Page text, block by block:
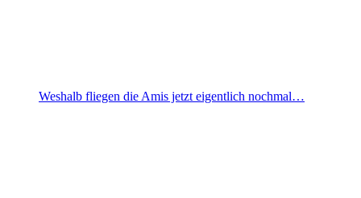
Weshalb fliegen die Amis jetzt eigentlich nochmal…